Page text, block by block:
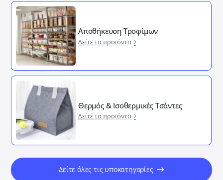
Αποθήκευση Τροφίμων
Δείτε τα προιόντα
Θερμός & Ισοθερμικές Τσάντες
Δείτε τα προιόντα
Δείτε όλες τις υποκατηγορίες